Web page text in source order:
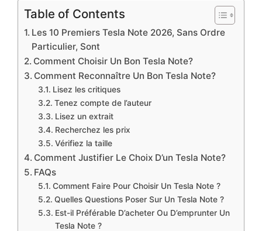
Table of Contents
Les 10 Premiers Tesla Note 2026, Sans Ordre
Particulier, Sont
Comment Choisir Un Bon Tesla Note?
Comment Reconnaître Un Bon Tesla Note?
Lisez les critiques
Tenez compte de l’auteur
Lisez un extrait
Recherchez les prix
Vérifiez la taille
Comment Justifier Le Choix D’un Tesla Note?
FAQs
Comment Faire Pour Choisir Un Tesla Note ?
Quelles Questions Poser Sur Un Tesla Note ?
Est-il Préférable D’acheter Ou D’emprunter Un
Tesla Note ?